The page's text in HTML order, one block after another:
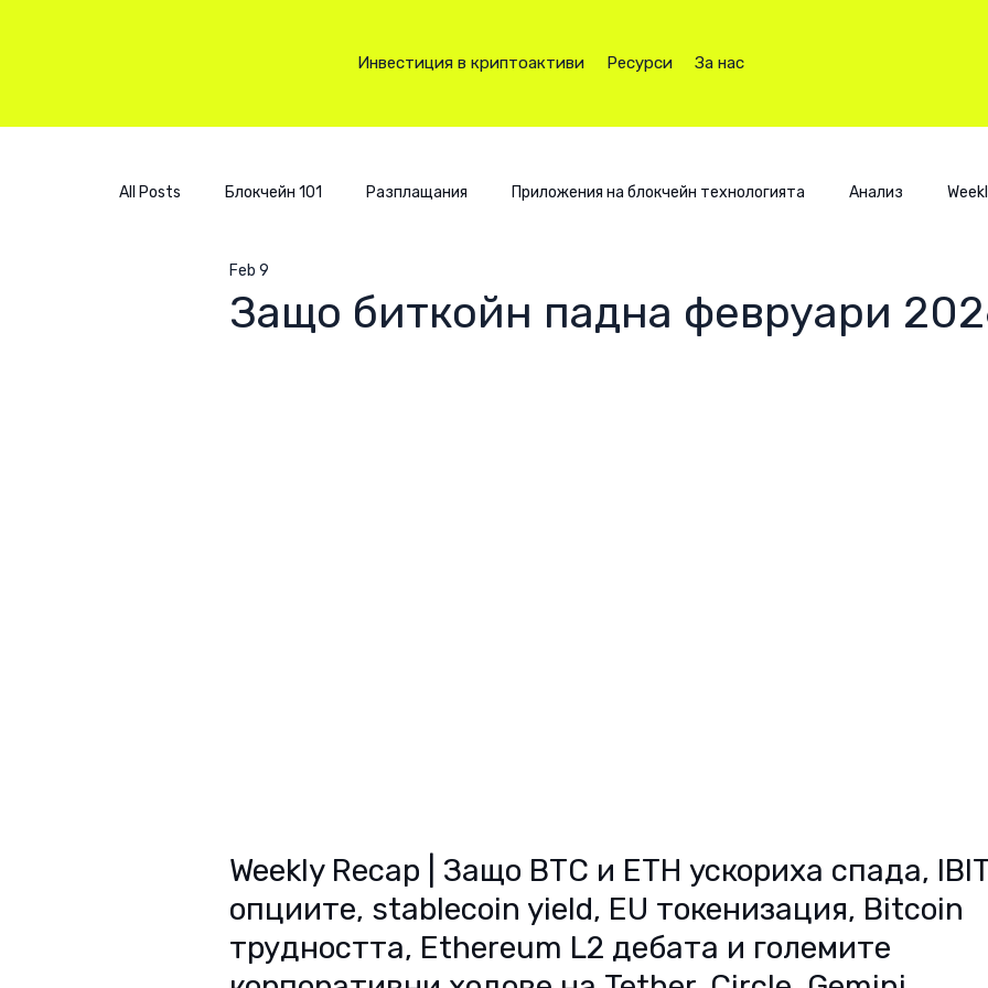
Инвестиция в криптоактиви Ресурси За нас
All Posts Блокчейн 101 Разплащания Приложения на блокчейн технологията Анализ
Защо биткойн падна февруари
Feb 9
Weekly Recap | Защо BTC и ETH ускориха спадa,
опциите, stablecoin yield, EU токенизация, Bitcoin
трудността, Ethereum L2 дебата и големите